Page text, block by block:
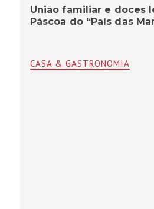
União familiar e doces
Páscoa do “País das
CASA & GASTRONOMIA